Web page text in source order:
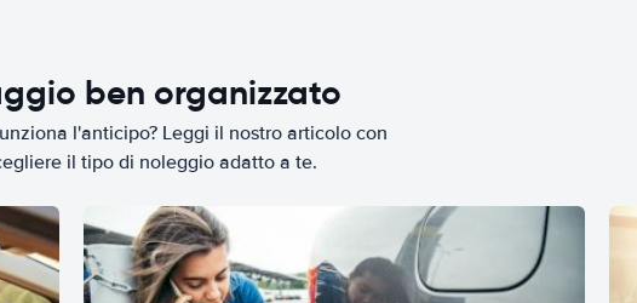
ben organizzato
l'anticipo? Leggi il nostro articolo con
il tipo di noleggio adatto a te.